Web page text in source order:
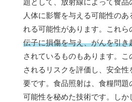
題として、放射線によって食品
人体に影響を与える可能性のあ
れる可能性があります。これら
伝子に損傷を与え、がんを引き
されているものもあります。
されるリスクを評価し、安全
要です。食品照射は、食糧問題
可能性を秘めた技術です。しか